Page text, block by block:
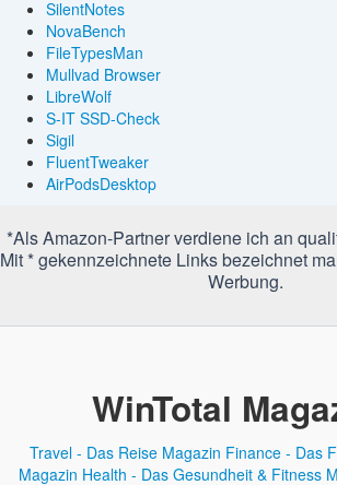
SilentNotes
NovaBench
FileTypesMan
Mullvad Browser
LibreWolf
S-IT SSD-Check
Sigil
FluentTweaker
AirPodsDesktop
*Als Amazon-Partner verdiene ich an
Mit * gekennzeichnete Links bezeichnet
Werbung.
WinTotal
Travel - Das Reise Magazin Finance - Das
Magazin Health - Das Gesundheit & Fitness